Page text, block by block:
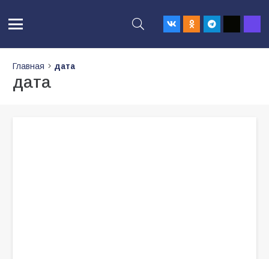
Главная дата
дата